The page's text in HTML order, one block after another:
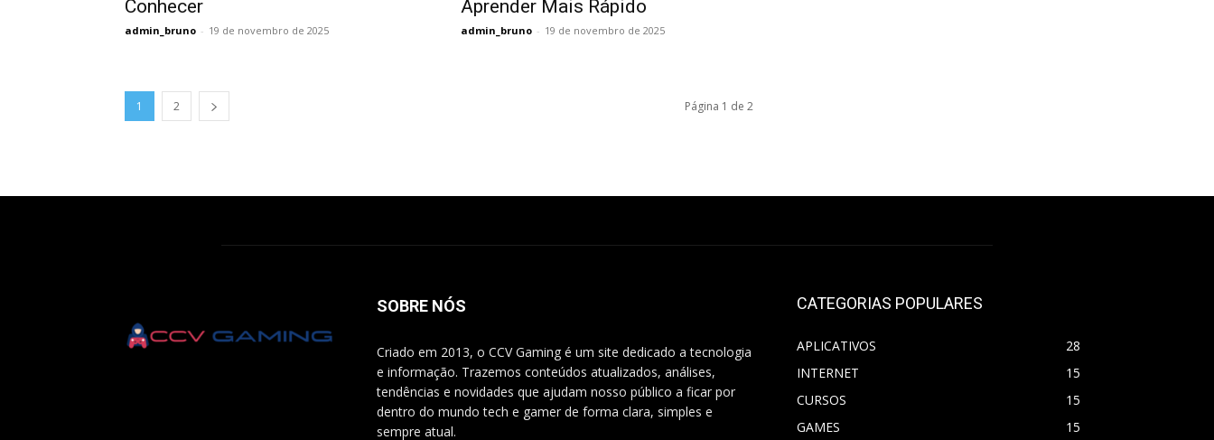
Conhecer
admin_bruno - 19 de novembro de 2025
Aprender Mais Rápido
admin_bruno - 19 de novembro de 2025
1 2 Página 1 de 2
SOBRE NÓS
Criado em 2013, o CCV Gaming é um site dedicado a tecnologia
e informação. Trazemos conteúdos atualizados, análises,
tendências e novidades que ajudam nosso público a ficar por
dentro do mundo tech e gamer de forma clara, simples e
sempre atual.
CATEGORIAS POPULARES
APLICATIVOS
28
INTERNET
15
CURSOS
15
GAMES
15